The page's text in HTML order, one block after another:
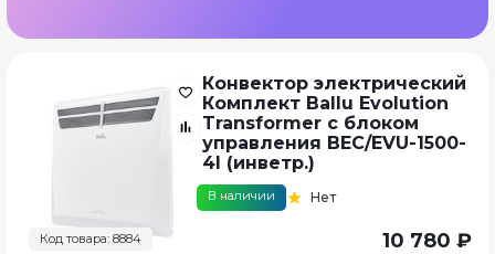
Код товара: 8884
Конвектор электрический
Комплект Ballu Evolution
Transformer с блоком
управления BEC/EVU-1500-
4I (инветр.)
В наличии Нет
10 780 ₽